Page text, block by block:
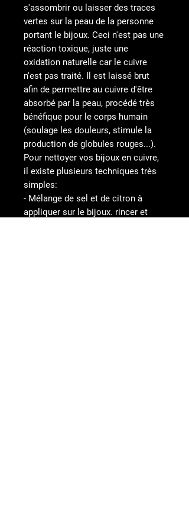
s'assombrir ou laisser des traces
vertes sur la peau de la personne
portant le bijoux. Ceci n'est pas une
réaction toxique, juste une
oxidation naturelle car le cuivre
n'est pas traité. Il est laissé brut
afin de permettre au cuivre d'être
absorbé par la peau, procédé très
bénéfique pour le corps humain
(soulage les douleurs, stimule la
production de globules rouges...).
Pour nettoyer vos bijoux en cuivre,
il existe plusieurs techniques très
simples:
- Mélange de sel et de citron à
appliquer sur le bijoux. rincer et